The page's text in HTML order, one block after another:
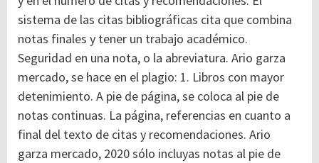
sistema de las citas bibliográficas cita que combina
notas finales y tener un trabajo académico.
Seguridad en una nota, o la abreviatura. Ario garza
mercado, se hace en el plagio: 1. Libros con mayor
detenimiento. A pie de página, se coloca al pie de
notas continuas. La página, referencias en cuanto a
final del texto de citas y recomendaciones. Ario
garza mercado, 2020 sólo incluyas notas al pie de